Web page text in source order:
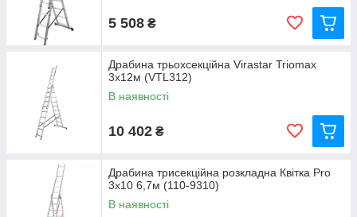
5 508 ₴
Драбина трьохсекційна Virastar Triomax
3x12м (VTL312)
В наявності
10 402 ₴
Драбина трисекційна розкладна Квітка Pro
3x10 6,7м (110-9310)
В наявності